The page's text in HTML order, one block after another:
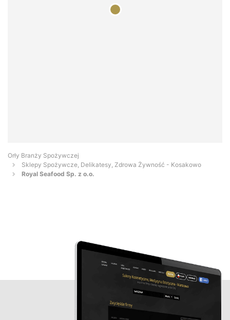
Orły Branży Spożywczej
Sklepy Spożywcze, Delikatesy, Zdrowa Żywność - Kosakowo
Royal Seafood Sp. z o.o.